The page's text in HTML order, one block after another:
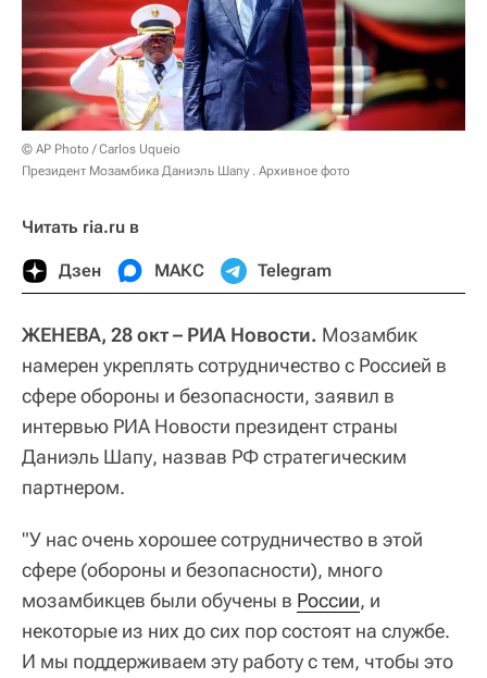
© AP Photo / Carlos Uqueio
Президент Мозамбика Даниэль Шапу . Архивное фото
Читать ria.ru в
Дзен МАКС Telegram
ЖЕНЕВА, 28 окт – РИА Новости. Мозамбик
намерен укреплять сотрудничество с Россией в
сфере обороны и безопасности, заявил в
интервью РИА Новости президент страны
Даниэль Шапу, назвав РФ стратегическим
партнером.
"У нас очень хорошее сотрудничество в этой
сфере (обороны и безопасности), много
мозамбикцев были обучены в России, и
некоторые из них до сих пор состоят на службе.
И мы поддерживаем эту работу с тем, чтобы это